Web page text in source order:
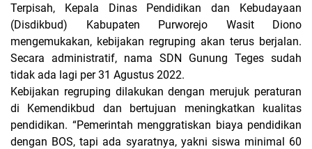
Terpisah, Kepala Dinas Pendidikan dan Kebudayaan
(Disdikbud) Kabupaten Purworejo Wasit Diono
mengemukakan, kebijakan regruping akan terus berjalan.
Secara administratif, nama SDN Gunung Teges sudah
tidak ada lagi per 31 Agustus 2022.
Kebijakan regruping dilakukan dengan merujuk peraturan
di Kemendikbud dan bertujuan meningkatkan kualitas
pendidikan. “Pemerintah menggratiskan biaya pendidikan
dengan BOS, tapi ada syaratnya, yakni siswa minimal 60